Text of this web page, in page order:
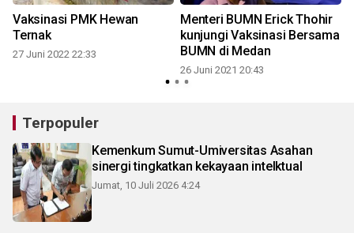
Vaksinasi PMK Hewan
Ternak
27 Juni 2022 22:33
Menteri BUMN Erick Thohir
kunjungi Vaksinasi Bersama
BUMN di Medan
26 Juni 2021 20:43
Terpopuler
Kemenkum Sumut-Umiversitas Asahan
sinergi tingkatkan kekayaan intelktual
Jumat, 10 Juli 2026 4:24